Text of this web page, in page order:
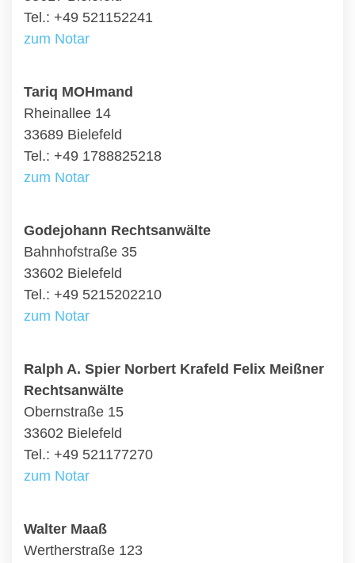
Tel.: +49 521152241
zum Notar
Tariq MOHmand
Rheinallee 14
33689 Bielefeld
Tel.: +49 1788825218
zum Notar
Godejohann Rechtsanwälte
Bahnhofstraße 35
33602 Bielefeld
Tel.: +49 5215202210
zum Notar
Ralph A. Spier Norbert Krafeld Felix Meißner
Rechtsanwälte
Obernstraße 15
33602 Bielefeld
Tel.: +49 521177270
zum Notar
Walter Maaß
Wertherstraße 123